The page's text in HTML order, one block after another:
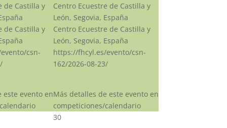
de Castilla y
de Castilla y
csn-
este evento en
Centro Ecuestre de Castilla y
León, Segovia, España
Centro Ecuestre de Castilla y
León, Segovia, España
https://fhcyl.es/evento/csn-
162/2026-08-23/
Más detalles de este evento en
competiciones/calendario
30